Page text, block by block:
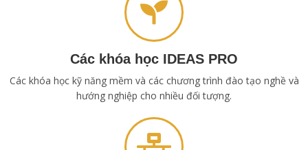
Các khóa học IDEAS PRO
Các khóa học kỹ năng mềm và các chương trình đào tạo nghề và
hướng nghiệp cho nhiều đối tượng.